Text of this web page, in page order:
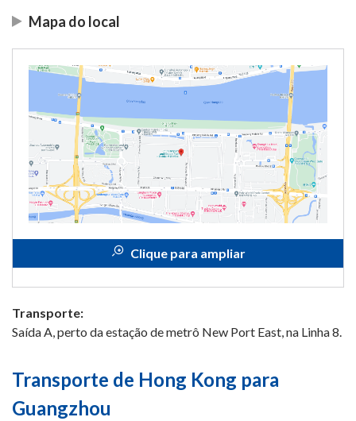
Mapa do local
Clique para ampliar
Transporte:
Saída A, perto da estação de metrô New Port East, na Linha 8.
Transporte de Hong Kong para
Guangzhou